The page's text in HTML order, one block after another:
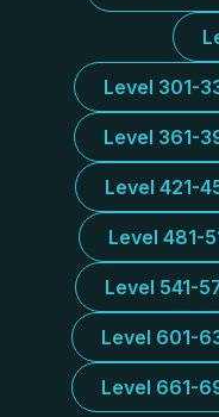
Level 301-
Level 361-
Level 421-
Level 481-
Level 541-
Level 601-
Level 661-